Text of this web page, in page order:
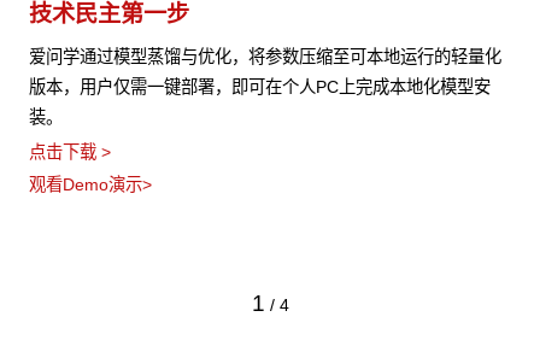
技术民主第一步
爱问学通过模型蒸馏与优化，将参数压缩至可本地运行的轻量化
版本，用户仅需一键部署，即可在个人PC上完成本地化模型安
装。
点击下载 >
观看Demo演示>
1 / 4